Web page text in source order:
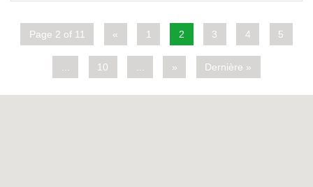
Page 2 of 11 « 1 2 3 4 5
10 » Dernière »